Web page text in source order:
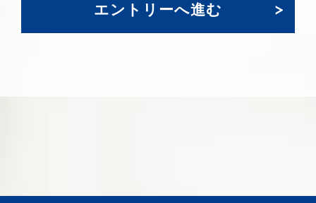
エントリーへ進む